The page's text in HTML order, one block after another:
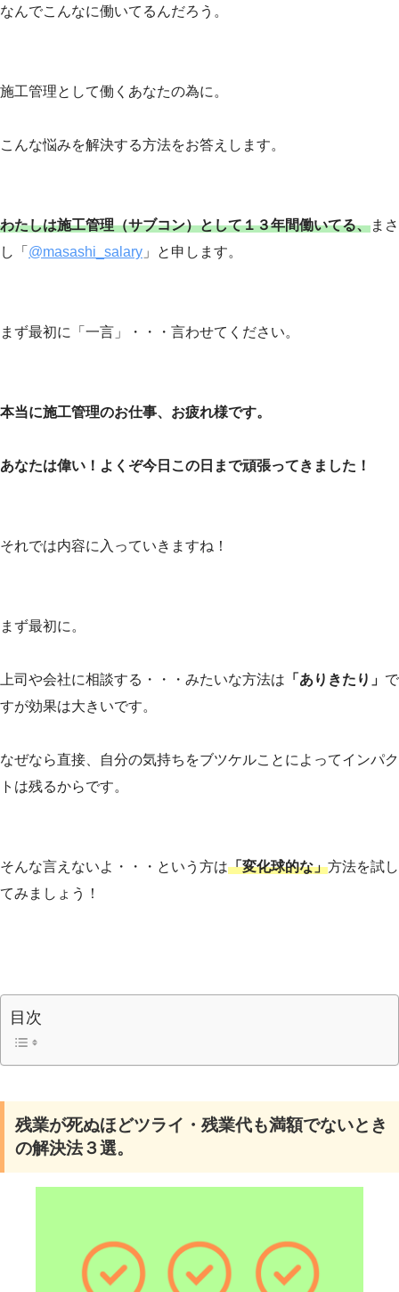
なんでこんなに働いてるんだろう。
施工管理として働くあなたの為に。
こんな悩みを解決する方法をお答えします。
わたしは施工管理（サブコン）として１３年間働いてる、まさ
し「 @masashi_salary 」と申します。
まず最初に「一言」・・・言わせてください。
本当に施工管理のお仕事、お疲れ様です。
あなたは偉い！よくぞ今日この日まで頑張ってきました！
それでは内容に入っていきますね！
まず最初に。
上司や会社に相談する・・・みたいな方法は 「ありきたり」 で
すが効果は大きいです。
なぜなら直接、自分の気持ちをブツケルことによってインパク
トは残るからです。
そんな言えないよ・・・という方は「変化球的な」方法を試し
てみましょう！
目次
残業が死ぬほどツライ・残業代も満額でないとき
の解決法３選。